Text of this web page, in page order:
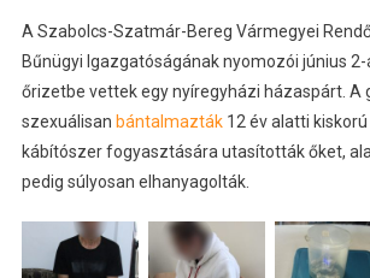
A Szabolcs-Szatmár-Bereg Vármegyei
Bűnügyi Igazgatóságának nyomozói június
őrizetbe vettek egy nyíregyházi házaspárt. A
szexuálisan bántalmazták12 év alatti
kábítószer fogyasztására utasították őket,
pedig súlyosan elhanyagolták.